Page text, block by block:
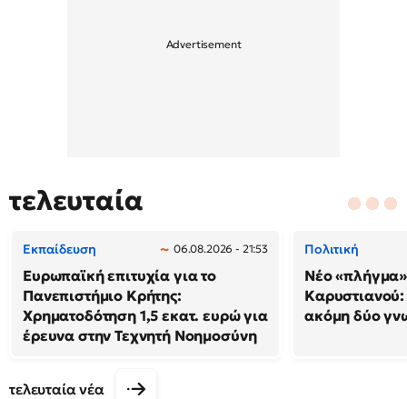
τελευταία
Εκπαίδευση 06.08.2026 - 21:53
Ευρωπαϊκή επιτυχία για το
Πανεπιστήμιο Κρήτης:
Χρηματοδότηση 1,5 εκατ. ευρώ για
έρευνα στην Τεχνητή Νοημοσύνη
Πολιτική
Νέο
ακόμη δύο
τελευταία νέα